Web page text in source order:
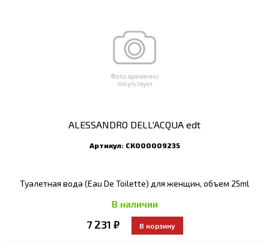
ALESSANDRO DELL'ACQUA edt
Артикул: СК000009235
Туалетная вода (Eau De Toilette) для женщин, объем 25ml
В наличии
7 231 ₽